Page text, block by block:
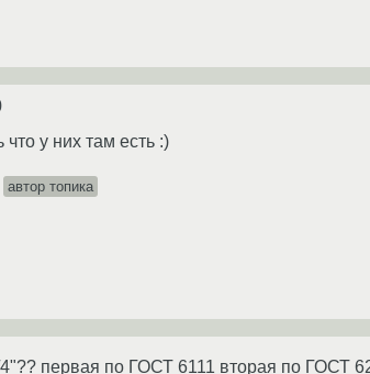
у них там есть :)
автор топика
первая по ГОСТ 6111 вторая по ГОСТ